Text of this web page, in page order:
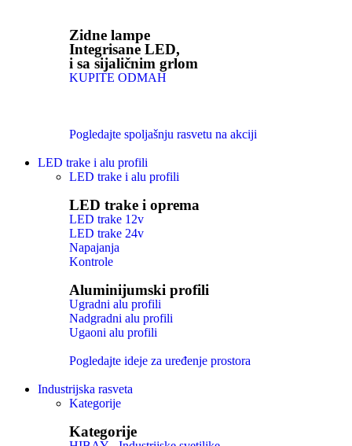
Zidne lampe
Integrisane LED,
i sa sijaličnim grlom
KUPITE ODMAH
Pogledajte spoljašnju rasvetu na akciji
LED trake i alu profili
LED trake i alu profili
LED trake i oprema
LED trake 12v
LED trake 24v
Napajanja
Kontrole
Aluminijumski profili
Ugradni alu profili
Nadgradni alu profili
Ugaoni alu profili
Pogledajte ideje za uređenje prostora
Industrijska rasveta
Kategorije
Kategorije